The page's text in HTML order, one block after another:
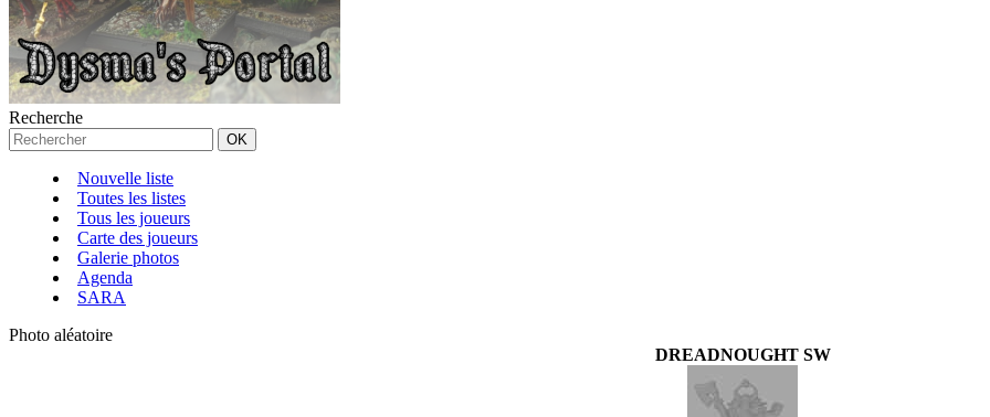
Recherche
Nouvelle liste
Toutes les listes
Tous les joueurs
Carte des joueurs
Galerie photos
Agenda
SARA
Photo aléatoire
DREADNOUGHT SW